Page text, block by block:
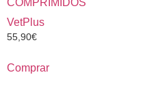
COMPRIMIDOS
VetPlus
55,90€
Comprar